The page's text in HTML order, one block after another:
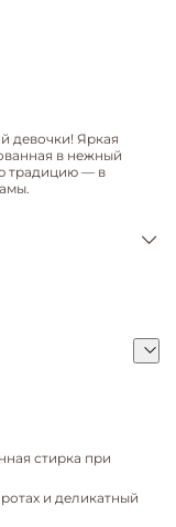
девочки! Яркая
в нежный
традицию — в
стирка при
и деликатный